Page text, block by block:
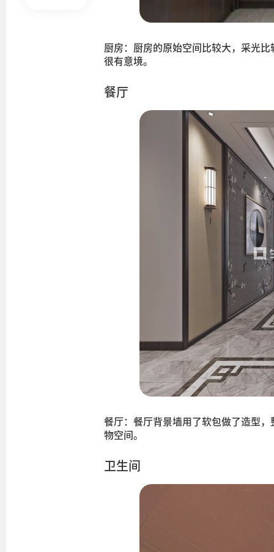
厨房：厨房的原始空间比较大，采光
很有意境。
餐厅
餐厅：餐厅背景墙用了软包做了造型
物空间。
卫生间